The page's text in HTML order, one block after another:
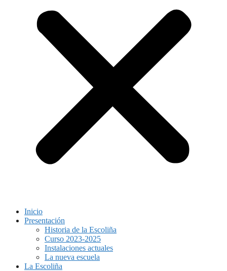
Inicio
Presentación
Historia de la Escoliña
Curso 2023-2025
Instalaciones actuales
La nueva escuela
La Escoliña